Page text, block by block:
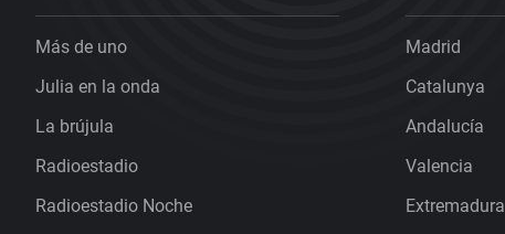
Más de uno
Julia en la onda
La brújula
Radioestadio
Radioestadio Noche
Madrid
Catalunya
Andalucía
Valencia
Extremadura